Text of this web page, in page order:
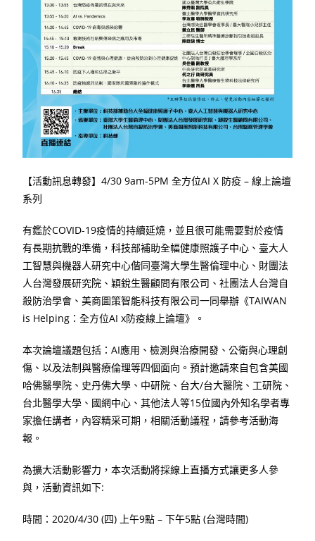
【活動訊息轉發】4/30 9am-5PM 全方位AI X 防疫 – 線上論壇
系列
有鑑於COVID-19疫情的持續延燒，並且很可能需要對於疫情
有長期抗戰的準備，科技部補助全幅健康照護子中心、臺大人
工智慧與機器人研究中心偕同臺灣大學生醫倫理中心、財團法
人台灣發展研究院、穎銳生醫顧問有限公司、社團法人台灣自
殺防治學會、美商圖策智能科技有限公司一同舉辦《TAIWAN
is Helping：全方位AI x防疫線上論壇》。
本次論壇議題包括：AI應用、檢測與治療開發、公衛與心理創
傷、以及法制與醫療倫理等四個面向。預計邀請來自包含美國
哈佛醫學院、史丹佛大學、中研院、台大/台大醫院、工研院、
台北醫學大學、國網中心、其他法人等15位國內外知名學者專
家擔任講者，內容精采可期，相關活動議程，請參考活動海
報。
為擴大活動影響力，本次活動將採線上直播方式讓更多人參
與，活動資訊如下:
時間：2020/4/30 (四) 上午9點 – 下午5點 (台灣時間)